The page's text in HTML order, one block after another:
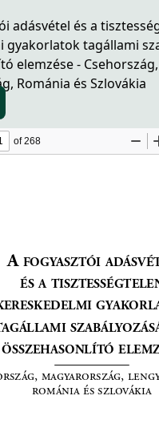
adásvétel és a
gyakorlatok tagállami
elemzése -
Románia és Szlovákia